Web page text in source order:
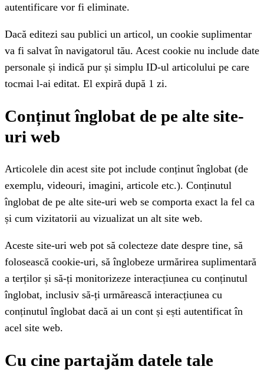
autentificare vor fi eliminate.
Dacă editezi sau publici un articol, un cookie suplimentar
va fi salvat în navigatorul tău. Acest cookie nu include date
personale și indică pur și simplu ID-ul articolului pe care
tocmai l-ai editat. El expiră după 1 zi.
Conținut înglobat de pe alte site-
uri web
Articolele din acest site pot include conținut înglobat (de
exemplu, videouri, imagini, articole etc.). Conținutul
înglobat de pe alte site-uri web se comporta exact la fel ca
și cum vizitatorii au vizualizat un alt site web.
Aceste site-uri web pot să colecteze date despre tine, să
folosească cookie-uri, să înglobeze urmărirea suplimentară
a terților și să-ți monitorizeze interacțiunea cu conținutul
înglobat, inclusiv să-ți urmărească interacțiunea cu
conținutul înglobat dacă ai un cont și ești autentificat în
acel site web.
Cu cine partajăm datele tale